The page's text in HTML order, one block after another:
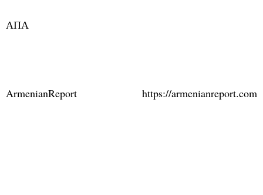
АПА
ArmenianReport https://armenianreport.com